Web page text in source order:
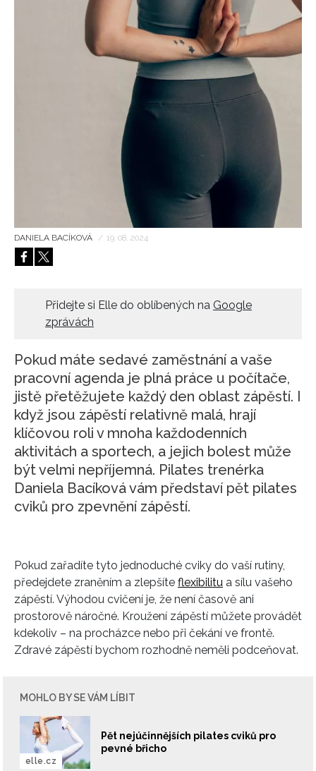
DANIELA BACÍKOVÁ / 19. 08. 2024
Přidejte si Elle do oblíbených na Google
zprávách
Pokud máte sedavé zaměstnání a vaše
pracovní agenda je plná práce u počítače,
jistě přetěžujete každý den oblast zápěstí. I
když jsou zápěstí relativně malá, hrají
klíčovou roli v mnoha každodenních
aktivitách a sportech, a jejich bolest může
být velmi nepříjemná. Pilates trenérka
Daniela Bacíková vám představí pět pilates
cviků pro zpevnění zápěstí.
Pokud zařadíte tyto jednoduché cviky do vaší rutiny,
předejdete zraněním a zlepšíte flexibilitu a sílu vašeho
zápěstí. Výhodou cvičení je, že není časově ani
prostorově náročné. Kroužení zápěstí můžete provádět
kdekoliv – na procházce nebo při čekání ve frontě.
Zdravé zápěstí bychom rozhodně neměli podceňovat.
MOHLO BY SE VÁM LÍBIT
Pět nejúčinnějších pilates cviků pro
pevné břicho
elle.cz